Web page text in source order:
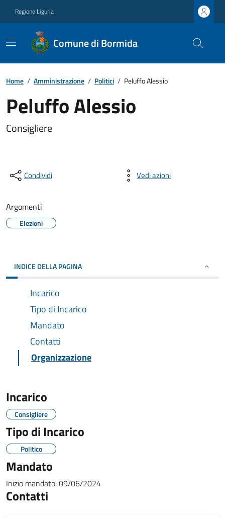
Regione Liguria
Comune di Bormida
Home / Amministrazione / Politici / Peluffo Alessio
Peluffo Alessio
Consigliere
Condividi Vedi azioni
Argomenti
Elezioni
INDICE DELLA PAGINA
Incarico
Tipo di Incarico
Mandato
Contatti
Organizzazione
Incarico
Consigliere
Tipo di Incarico
Politico
Mandato
Inizio mandato:09/06/2024
Contatti